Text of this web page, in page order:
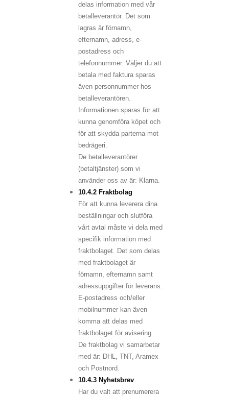
delas information med vår
betalleverantör. Det som
lagras är förnamn,
efternamn, adress, e-
postadress och
telefonnummer. Väljer du att
betala med faktura sparas
även personnummer hos
betalleverantören.
Informationen sparas för att
kunna genomföra köpet och
för att skydda parterna mot
bedrägeri.
De betalleverantörer
(betaltjänster) som vi
använder oss av är: Klarna.
10.4.2 Fraktbolag
För att kunna leverera dina
beställningar och slutföra
vårt avtal måste vi dela med
specifik information med
fraktbolaget. Det som delas
med fraktbolaget är
förnamn, efternamn samt
adressuppgifter för leverans.
E-postadress och/eller
mobilnummer kan även
komma att delas med
fraktbolaget för avisering.
De fraktbolag vi samarbetar
med är: DHL, TNT, Aramex
och Postnord.
10.4.3 Nyhetsbrev
Har du valt att prenumerera